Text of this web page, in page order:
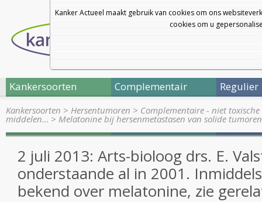
Kanker Actueel maakt gebruik van cookies om ons
cookies om u
Kankersoorten Complementair Regulier
Kankersoorten > Hersentumoren > Complementaire - niet
middelen… > Melatonine bij hersenmetastasen van solide
2 juli 2013: Arts-bioloog drs. E.
onderstaande al in 2001.
bekend over melatonine, zie